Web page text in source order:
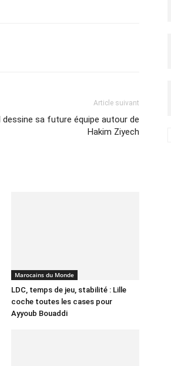
Article suivant
dessine sa future équipe autour de
Hakim Ziyech
Marocains du Monde
LDC, temps de jeu, stabilité : Lille
coche toutes les cases pour
Ayyoub Bouaddi